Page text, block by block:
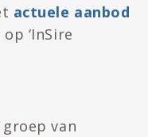
actuele aanbod
‘InSire
van